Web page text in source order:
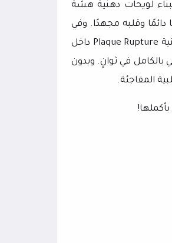
لويحات دهنية هشة
وقلبه مجهدًا. وفي
Plaque Rupture داخل
بالكامل في ثوانٍ. وبدون
المفاجئة.